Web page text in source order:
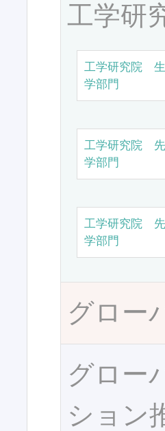
工学研
工学研究院
学部門
工学研究院
学部門
工学研究院
学部門
グロー
グロー
ション